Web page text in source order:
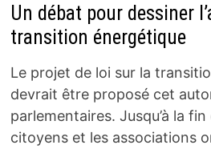
Un débat pour dessiner
transition énergétique
Le projet de loi sur la
devrait être proposé cet
parlementaires. Jusqu’à la
citoyens et les associations